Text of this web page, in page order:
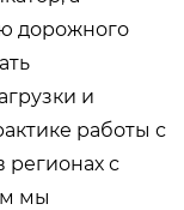
дорожного
и
работы с
с
мы